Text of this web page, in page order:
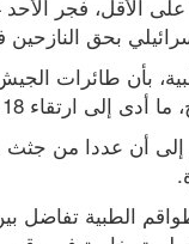
بحق
18 مواطنا وإصابة العشرات بجروح.